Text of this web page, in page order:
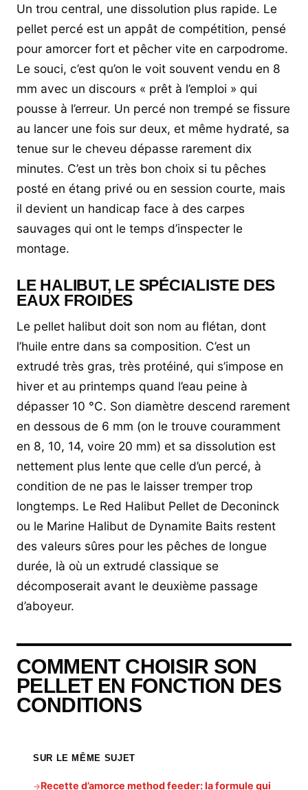
Un trou central, une dissolution plus rapide. Le
pellet percé est un appât de compétition, pensé
pour amorcer fort et pêcher vite en carpodrome.
Le souci, c’est qu’on le voit souvent vendu en 8
mm avec un discours « prêt à l’emploi » qui
pousse à l’erreur. Un percé non trempé se fissure
au lancer une fois sur deux, et même hydraté, sa
tenue sur le cheveu dépasse rarement dix
minutes. C’est un très bon choix si tu pêches
posté en étang privé ou en session courte, mais
il devient un handicap face à des carpes
sauvages qui ont le temps d’inspecter le
montage.
LE HALIBUT, LE SPÉCIALISTE DES
EAUX FROIDES
Le pellet halibut doit son nom au flétan, dont
l’huile entre dans sa composition. C’est un
extrudé très gras, très protéiné, qui s’impose en
hiver et au printemps quand l’eau peine à
dépasser 10 °C. Son diamètre descend rarement
en dessous de 6 mm (on le trouve couramment
en 8, 10, 14, voire 20 mm) et sa dissolution est
nettement plus lente que celle d’un percé, à
condition de ne pas le laisser tremper trop
longtemps. Le Red Halibut Pellet de Deconinck
ou le Marine Halibut de Dynamite Baits restent
des valeurs sûres pour les pêches de longue
durée, là où un extrudé classique se
décomposerait avant le deuxième passage
d’aboyeur.
COMMENT CHOISIR SON
PELLET EN FONCTION DES
CONDITIONS
SUR LE MÊME SUJET
→Recette d’amorce method feeder: la formule qui